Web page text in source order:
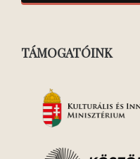
TÁMOGATÓINK